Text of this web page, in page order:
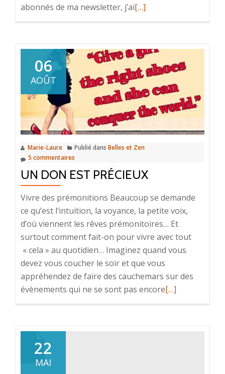
abonnés de ma newsletter, j’aiEn
touchantes
retrouvailles
avec
vous
[…]
06
AOÛT
Marie-Laure Publié dans Belles et Zen
5 commentaires
UN DON EST PRÉCIEUX
Vivre des prémonitions Beaucoup se demande
ce qu’est l’intuition, la voyance, la petite voix,
d’où viennent les rêves prémonitoires… Et
surtout comment fait-on pour vivre avec tout
« cela » au quotidien… Imaginez quand vous
devez vous coucher le soir et que vous
appréhendez de faire des cauchemars sur des
évènements qui ne se sont pas encoreEn
[…]
22
MAI